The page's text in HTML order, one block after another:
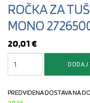
ROČKA ZA
MONO
20,01 €
DODAJ
PREDVIDENA DOSTAVA NA